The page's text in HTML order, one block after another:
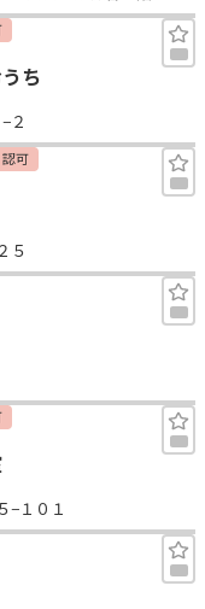
ち
２
認可
５
−１０１